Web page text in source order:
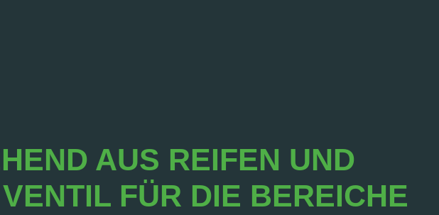
AUS REIFEN UND
FÜR DIE BEREICHE